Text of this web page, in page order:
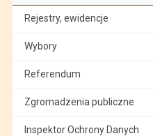
Rejestry, ewidencje
Wybory
Referendum
Zgromadzenia publiczne
Inspektor Ochrony Danych